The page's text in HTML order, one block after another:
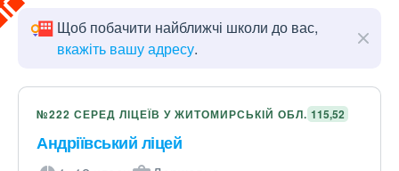
Щоб побачити найближчі школи до вас,
вкажіть вашу адресу.
№222 СЕРЕД ЛІЦЕЇВ У ЖИТОМИРСЬКІЙ ОБЛ. 115,52
Андріївський ліцей